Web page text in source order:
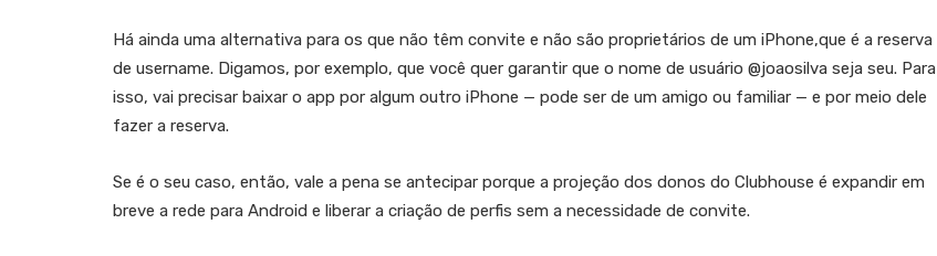
Há ainda uma alternativa para os que não têm convite e não são proprietários de um iPhone,que é a reserva
de username. Digamos, por exemplo, que você quer garantir que o nome de usuário @joaosilva seja seu. Para
isso, vai precisar baixar o app por algum outro iPhone — pode ser de um amigo ou familiar — e por meio dele
fazer a reserva.
Se é o seu caso, então, vale a pena se antecipar porque a projeção dos donos do Clubhouse é expandir em
breve a rede para Android e liberar a criação de perfis sem a necessidade de convite.